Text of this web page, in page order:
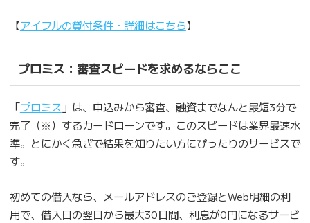
【アイフルの貸付条件・詳細はこちら】
プロミス：審査スピードを求めるならここ
「プロミス 」は、申込みから審査、融資までなんと最短3分で
完了（※）するカードローンです。このスピードは業界最速水
準。とにかく急ぎで結果を知りたい方にぴったりのサービスで
す。
初めての借入なら、メールアドレスのご登録とWeb明細の利
用で、借入日の翌日から最大30日間、利息が0円になるサービ